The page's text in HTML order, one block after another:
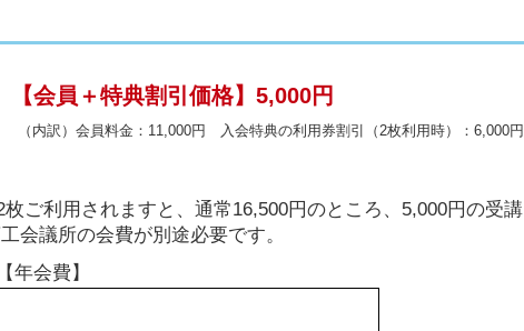
【会員＋特典割引価格】5,000円
（内訳）会員料金：11,000円 入会特典の利用券割引（2枚利用時）：6,000円
ご利用されますと、通常16,500円のところ、5,000円の受講
会議所の会費が別途必要です。
【年会費】